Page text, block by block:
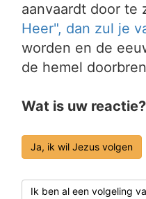
aanvaardt door te
Heer", dan zul je
worden en de
de hemel
Wat is uw reactie?
Ja, ik wil Jezus volgen
Ik ben al een volgeling